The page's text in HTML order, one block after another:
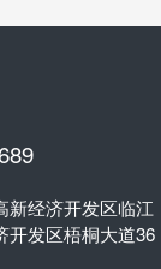
新经济开发区临江
开发区梧桐大道36